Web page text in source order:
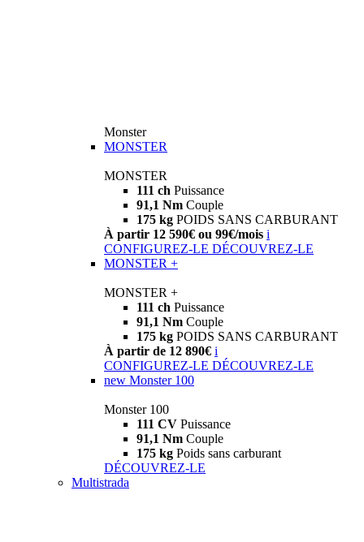
Monster
MONSTER
MONSTER
111 ch Puissance
91,1 Nm Couple
175 kg POIDS SANS CARBURANT
À partir 12 590€ ou 99€/mois i
CONFIGUREZ-LE DÉCOUVREZ-LE
MONSTER +
MONSTER +
111 ch Puissance
91,1 Nm Couple
175 kg POIDS SANS CARBURANT
À partir de 12 890€ i
CONFIGUREZ-LE DÉCOUVREZ-LE
new Monster 100
Monster 100
111 CV Puissance
91,1 Nm Couple
175 kg Poids sans carburant
DÉCOUVREZ-LE
Multistrada